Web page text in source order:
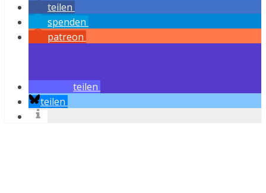
teilen
spenden
patreon
teilen
teilen